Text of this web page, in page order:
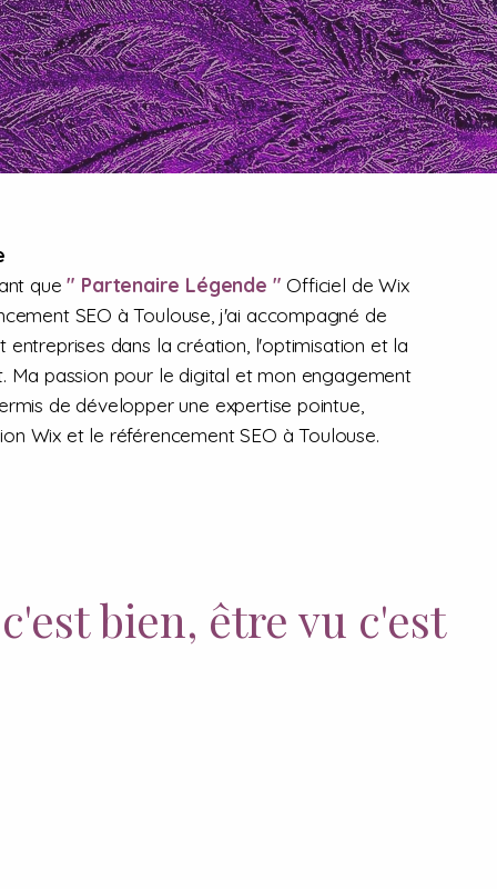
que" Partenaire Légende " Officiel de Wix
SEO à Toulouse, j'ai accompagné de
entreprises dans la création, l'optimisation et la
Ma passion pour le digital et mon engagement
de développer une expertise pointue,
Wix et le référencement SEO à Toulouse.
bien, être vu c'est